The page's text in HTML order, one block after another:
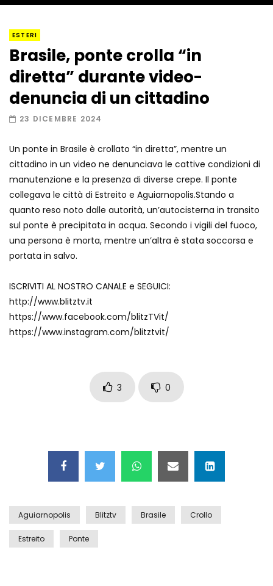
Amiocuggino fa saltare in aria il drone
Record di baci in 30 secondi
Due navi USA si scontrano in mare
incidente
Nei casinò arriva il cambio oro
Esplode cabina elettrica sotterranea
Grattacielo crolla per un incendio
Il gelo estremo crea un vulcano
incredibile
ESTERI
Brasile, ponte crolla “in
diretta” durante video-
denuncia di un cittadino
23 DICEMBRE 2024
Un ponte in Brasile è crollato “in diretta”, mentre un
cittadino in un video ne denunciava le cattive condizioni di
manutenzione e la presenza di diverse crepe. Il ponte
collegava le città di Estreito e Aguiarnopolis.Stando a
quanto reso noto dalle autorità, un’autocisterna in transito
sul ponte è precipitata in acqua. Secondo i vigili del fuoco,
una persona è morta, mentre un’altra è stata soccorsa e
portata in salvo.
ISCRIVITI AL NOSTRO CANALE e SEGUICI:
http://www.blitztv.it
https://www.facebook.com/blitzTVit/
https://www.instagram.com/blitztvit/
3 0
Aguiarnopolis Blitztv Brasile Crollo
Estreito Ponte